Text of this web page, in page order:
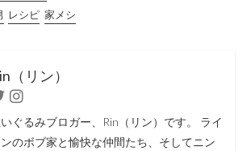
レシピ 家メシ
（リン）
TwitterInstagram
ぐるみブロガー、Rin（リン）です。 ライ
のボブ家と愉快な仲間たち、そしてニン